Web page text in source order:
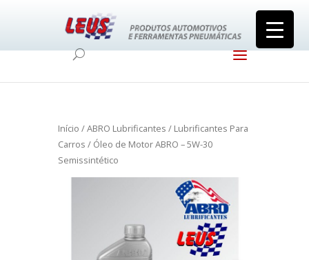
Início /ABRO Lubrificantes / Lubrificantes Para
Carros / Óleo de Motor ABRO – 5W-30
Semissintético